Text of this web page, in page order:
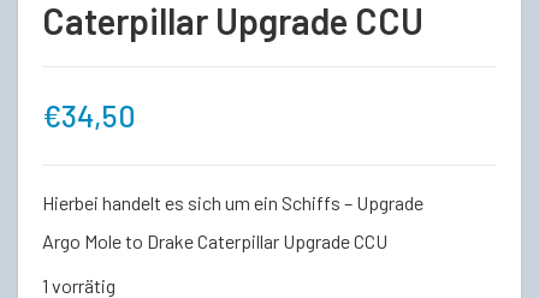
Caterpillar Upgrade CCU
€34,50
Hierbei handelt es sich um ein Schiffs – Upgrade
Argo Mole to Drake Caterpillar Upgrade CCU
1 vorrätig